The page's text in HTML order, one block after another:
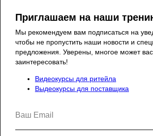
Приглашаем на наши
Мы рекомендуем вам подписаться на
чтобы не пропустить наши новости и
предложения. Уверены, многое может вас
заинтересовать!
Видеокурсы для ритейла
Выдеокурсы для поставщика
Новости Школа
CATMAN SCHOOL База
Политика